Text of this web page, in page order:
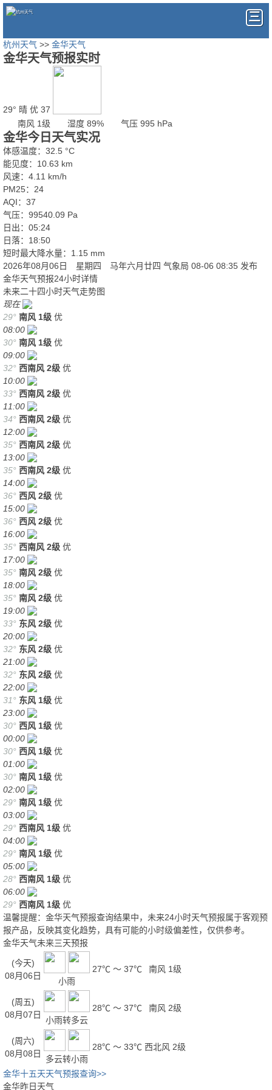
杭州天气 >> 金华天气
金华天气预报实时
29° 晴 优 37
南风 1级
湿度 89% 气压 995 hPa
金华今日天气实况
体感温度：32.5 °C
能见度：10.63 km
风速：4.11 km/h
PM25：24
AQI：37
气压：99540.09 Pa
日出：05:24
日落：18:50
短时最大降水量：1.15 mm
2026年08月06日 星期四 马年六月廿四 气象局 08-06 08:35 发布
金华天气预报24小时详情
未来二十四小时天气走势图
现在
29° 南风 1级 优
08:00
30° 南风 1级 优
09:00
32° 西南风 2级 优
10:00
33° 西南风 2级 优
11:00
34° 西南风 2级 优
12:00
35° 西南风 2级 优
13:00
35° 西南风 2级 优
14:00
36° 西风 2级 优
15:00
36° 西风 2级 优
16:00
35° 西南风 2级 优
17:00
35° 南风 2级 优
18:00
35° 南风 2级 优
19:00
33° 东风 2级 优
20:00
32° 东风 2级 优
21:00
32° 东风 2级 优
22:00
31° 东风 1级 优
23:00
30° 西风 1级 优
00:00
30° 西风 1级 优
01:00
30° 南风 1级 优
02:00
29° 南风 1级 优
03:00
29° 西南风 1级 优
04:00
29° 南风 1级 优
05:00
28° 西南风 1级 优
06:00
29° 西南风 1级 优
温馨提醒：金华天气预报查询结果中，未来24小时天气预报属于客观预
报产品，反映其变化趋势，具有可能的小时级偏差性，仅供参考。
金华天气未来三天预报
(今天)
08月06日
小雨
27℃ ～ 37℃ 南风 1级
(周五)
08月07日
小雨转多云
28℃ ～ 37℃ 南风 2级
(周六)
08月08日
多云转小雨
28℃ ～ 33℃ 西北风 2级
金华十五天天气预报查询>>
金华昨日天气